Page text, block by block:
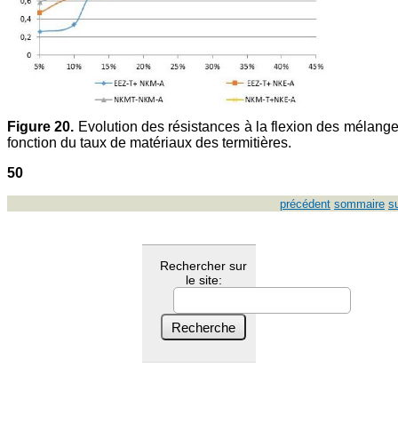
Figure 20. Evolution des résistances à la flexion des
fonction du taux de matériaux des termitières.
50
précédent sommaire
Rechercher sur
le site: